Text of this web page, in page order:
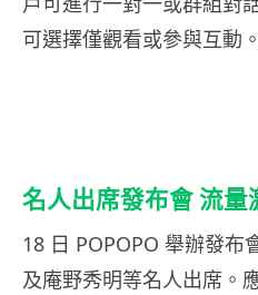
可選擇僅觀看或參與互動。
名人出席發布會 流量
18 日 POPOPO 舉辦發布
及庵野秀明等名人出席。